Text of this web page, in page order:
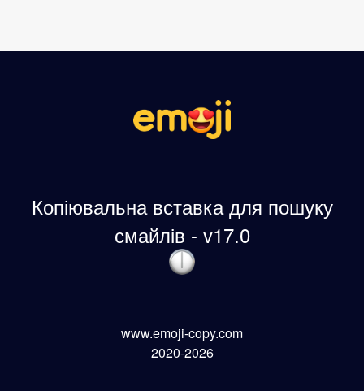
Копіювальна вставка для пошуку
смайлів - v17.0
www.emoji-copy.com
2020-2026